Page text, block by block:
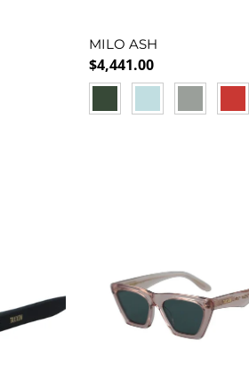
MILO ASH
Precio normal
$4,441.00
GREENBLUE SILVERRED